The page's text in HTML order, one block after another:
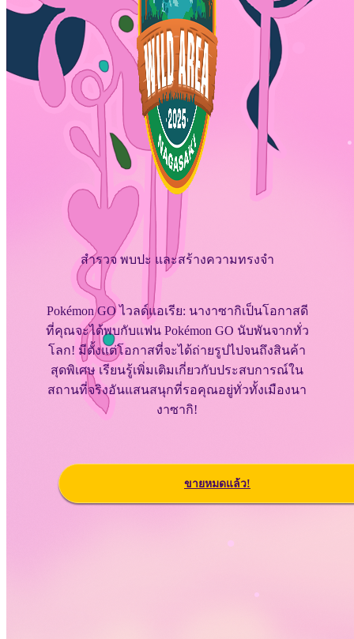
สำรวจ พบปะ และสร้างความทรงจำ
Pokémon GO ไวลด์แอเรีย: นางาซากิเป็นโอกาสดี
ที่คุณจะได้พบกับแฟน Pokémon GO นับพันจากทั่ว
โลก! มีตั้งแต่โอกาสที่จะได้ถ่ายรูปไปจนถึงสินค้า
สุดพิเศษ เรียนรู้เพิ่มเติมเกี่ยวกับประสบการณ์ใน
สถานที่จริงอันแสนสนุกที่รอคุณอยู่ทั่วทั้งเมืองนา
งาซากิ!
ขายหมดแล้ว!